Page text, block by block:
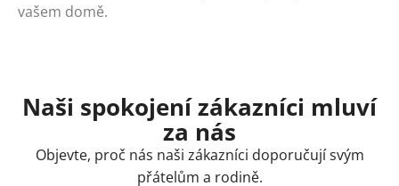
vašem domě.
Naši spokojení zákazníci mluví
za nás
Objevte, proč nás naši zákazníci doporučují svým
přátelům a rodině.